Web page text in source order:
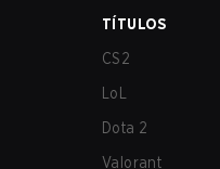
TÍTULOS
CS2
LoL
Dota 2
Valorant